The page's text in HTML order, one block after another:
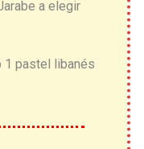
a elegir
1 pastel libanés